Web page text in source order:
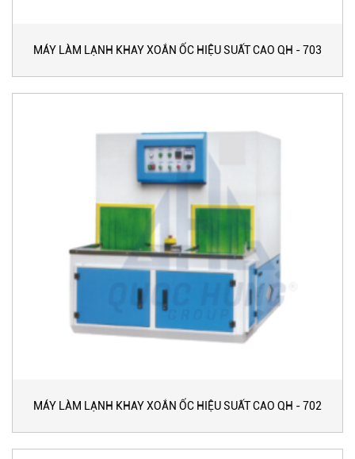
MÁY LÀM LẠNH KHAY XOẮN ỐC HIỆU SUẤT CAO QH - 703
MÁY LÀM LẠNH KHAY XOẮN ỐC HIỆU SUẤT CAO QH - 702